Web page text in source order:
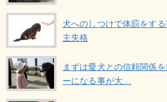
犬へのしつけで体罰をす
主失格
まずは愛犬との信頼関係
ーになる事が大…